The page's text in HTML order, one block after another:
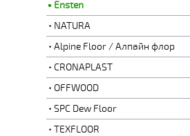
Ensten
NATURA
Alpine Floor / Алпайн флор
CRONAPLAST
OFFWOOD
SPC Dew Floor
TEXFLOOR